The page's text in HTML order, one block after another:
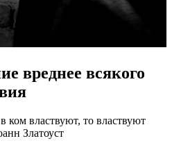
вреднее всякого
властвуют, то властвуют
Златоуст